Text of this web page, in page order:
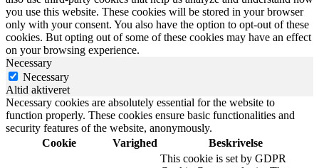
you use this website. These cookies will be stored in your browser
only with your consent. You also have the option to opt-out of these
cookies. But opting out of some of these cookies may have an effect
on your browsing experience.
Necessary
Necessary
Altid aktiveret
Necessary cookies are absolutely essential for the website to
function properly. These cookies ensure basic functionalities and
security features of the website, anonymously.
Cookie
Varighed Beskrivelse
This cookie is set by GDPR